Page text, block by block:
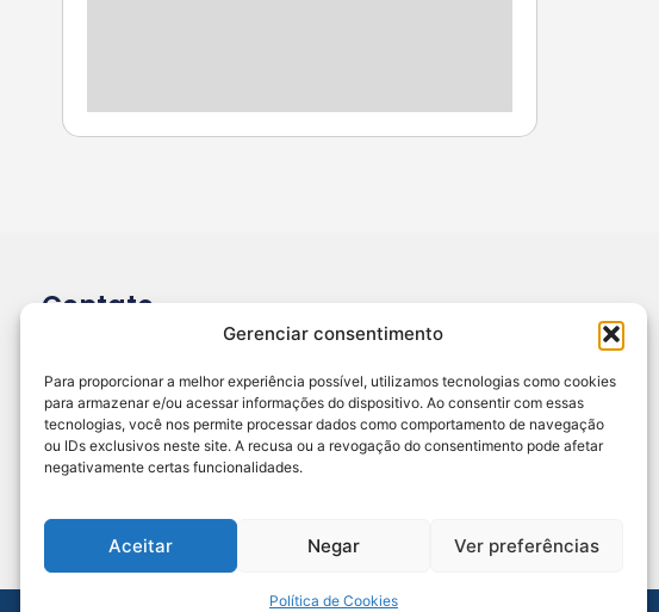
Gerenciar consentimento
Para proporcionar a melhor experiência possível, utilizamos tecnologias como cookies
para armazenar e/ou acessar informações do dispositivo. Ao consentir com essas
tecnologias, você nos permite processar dados como comportamento de navegação
ou IDs exclusivos neste site. A recusa ou a revogação do consentimento pode afetar
negativamente certas funcionalidades.
Aceitar Negar Ver preferências
Política de Cookies
Contato
redacao@sertao24horas.com.br
CNPJ: 29.653.084/0001-44 / Central de Noticias
Sertão e Agreste
ENDEREÇO: RUA JOSE AMORIM 7A ANDAR 1, SANTANA
DO IPANEMA, ALAGOAS - BR
RESPONSÁVEL: DAVI VALÕES (82) 99808-2367